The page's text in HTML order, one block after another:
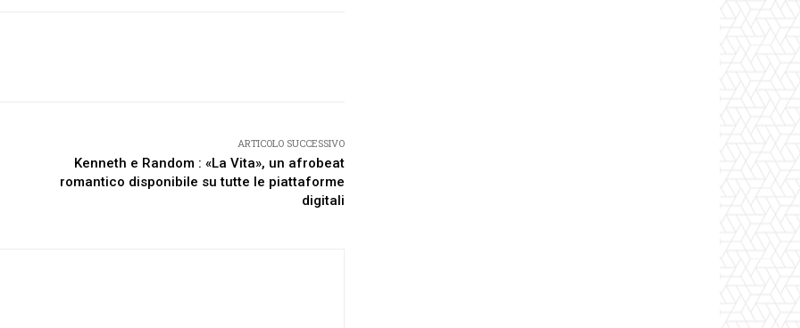
ARTICOLO SUCCESSIVO
Kenneth e Random : «La Vita», un afrobeat
romantico disponibile su tutte le piattaforme
digitali